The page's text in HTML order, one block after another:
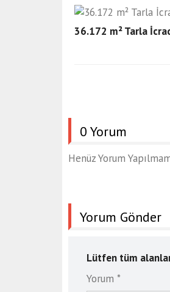
36.172 m² Tarla
0 Yorum
Henüz Yorum
Yorum Gönder
Lütfen tüm
Yorum *